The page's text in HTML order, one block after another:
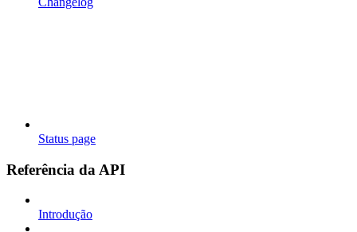
Status page
Referência da API
Introdução